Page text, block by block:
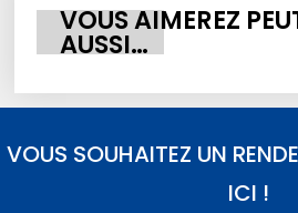
VOUS AIMEREZ
AUSSI…
VOUS SOUHAITEZ UN
ICI !